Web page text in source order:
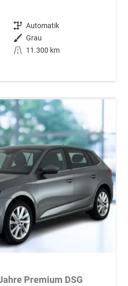
Getriebe Automatik
Außenfarbe Grau
Kilometerstand
11.300 km
Premium DSG